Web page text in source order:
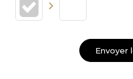
Envoyer